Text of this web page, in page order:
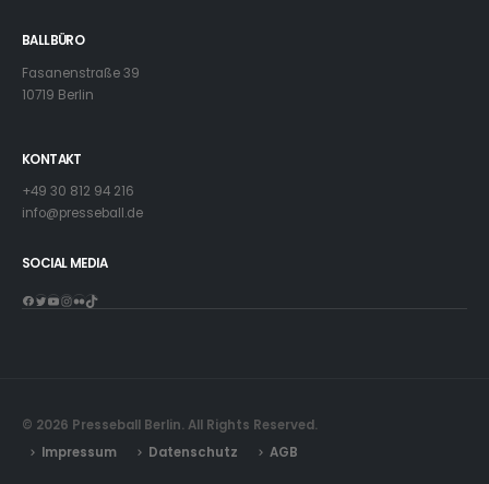
BALLBÜRO
Fasanenstraße 39
10719 Berlin
KONTAKT
+49 30 812 94 216
info@presseball.de
SOCIAL MEDIA
Facebook
Twitter
YouTube
Instagram
FlickrTikTok
© 2026 Presseball Berlin. All Rights Reserved.
Impressum
Datenschutz AGB